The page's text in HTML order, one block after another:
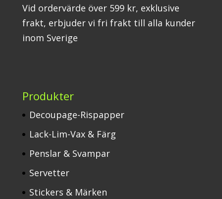
Vid ordervärde över 599 kr, exklusive
frakt, erbjuder vi fri frakt till alla kunder
inom Sverige
Produkter
Decoupage-Rispapper
Lack-Lim-Vax & Färg
Penslar & Svampar
Servetter
Stickers & Märken